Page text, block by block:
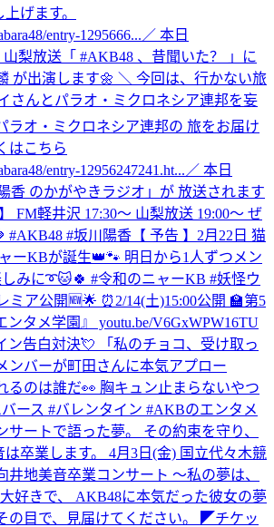
げます。
entry-1295666... ／ 本日
梨放送「 #AKB48 、昔聞いた？ 」に
が出演します🌼 ＼ 今回は、行かない旅
さんとパラオ・ミクロネシア連邦を妄
ラオ・ミクロネシア連邦の 旅をお届け
はこちら
entry-12956247241.ht... ／ 本日
香 のかがやきラジオ」が 放送されます
FM軽井沢 17:30～ 山梨放送 19:00～ ぜ
#AKB48 #坂川陽香 【 予告 】2月22日 猫
ーKBが誕生👑🐾 明日から1人ずつメン
みに➰🐱🍀 #令和のニャーKB #妖怪ウ
ミア公開🆕🌟 ⏰2/14(土)15:00公開 🏫第5
ンタメ学園』 youtu.be/V6GxWPW16TU
ン告白対決💘 「私のチョコ、受け取っ
ンバーが町田さんに本気アプロー
るのは誰だ👀 胸キュン止まらないやつ
ース #バレンタイン #AKBのエンタメ
サートで語った夢。 その約束を守り、
卒業します。 4月3日(金) 国立代々木競
井地美音卒業コンサート 〜私の夢は、
好きで、 AKB48に本気だった彼女の夢
の目で、見届けてください。 ◤チケッ